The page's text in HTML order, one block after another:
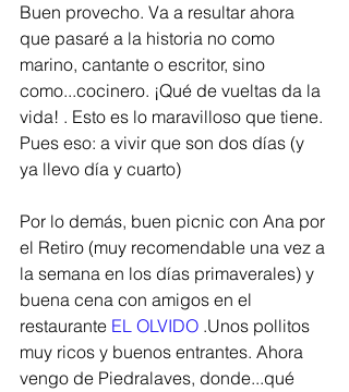
Buen provecho. Va a resultar ahora
que pasaré a la historia no como
marino, cantante o escritor, sino
como...cocinero. ¡Qué de vueltas da la
vida! . Esto es lo maravilloso que tiene.
Pues eso: a vivir que son dos días (y
ya llevo día y cuarto)
Por lo demás, buen picnic con Ana por
el Retiro (muy recomendable una vez a
la semana en los días primaverales) y
buena cena con amigos en el
restaurante EL OLVIDO .Unos pollitos
muy ricos y buenos entrantes. Ahora
vengo de Piedralaves, donde...qué